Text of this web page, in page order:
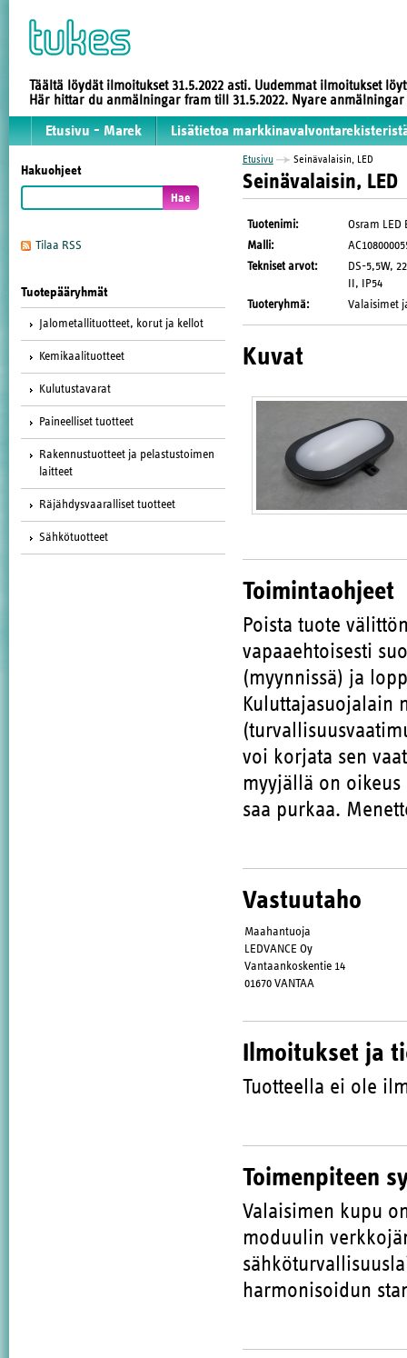
Täältä löydät ilmoitukset 31.5.2022 asti. Uudemmat ilmoitukset
Här hittar du anmälningar fram till 31.5.2022. Nyare
Etusivu - Marek Lisätietoa
Hakuohjeet
Tilaa RSS
Tuotepääryhmät
Jalometallituotteet, korut ja kellot
Kemikaalituotteet
Kulutustavarat
Paineelliset tuotteet
Rakennustuotteet ja pelastustoimen
laitteet
Räjähdysvaaralliset tuotteet
Sähkötuotteet
Etusivu Seinävalaisin, LED
Seinävalaisin, LED
Tuotenimi:
Osram LED
Malli:
Tekniset arvot:
DS-5,5W,
II, IP54
Tuoteryhmä: Valaisimet
Kuvat
Toimintaohjeet
Poista tuote
vapaaehtoisesti
(myynnissä) ja
Kuluttajasuojalain
voi korjata sen
myyjällä on
saa purkaa.
Vastuutaho
Maahantuoja
LEDVANCE Oy
Vantaankoskentie 14
01670 VANTAA
Ilmoitukset ja
Tuotteella ei ole
Toimenpiteen
Valaisimen kupu
moduulin
harmonisoidun